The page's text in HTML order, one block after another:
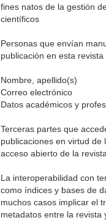
fines natos de la gestión
científicos
Personas que envían
publicación en esta revista
Nombre, apellido(s)
Correo electrónico
Datos académicos y
Terceras partes que
publicaciones en virtud de
acceso abierto de la revista
La interoperabilidad con
como índices y bases de
muchos casos implicar el
metadatos entre la revista